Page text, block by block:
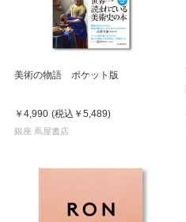
美術の物語 ポケット版
￥4,990 (税込 ￥5,489)
銀座 蔦屋書店